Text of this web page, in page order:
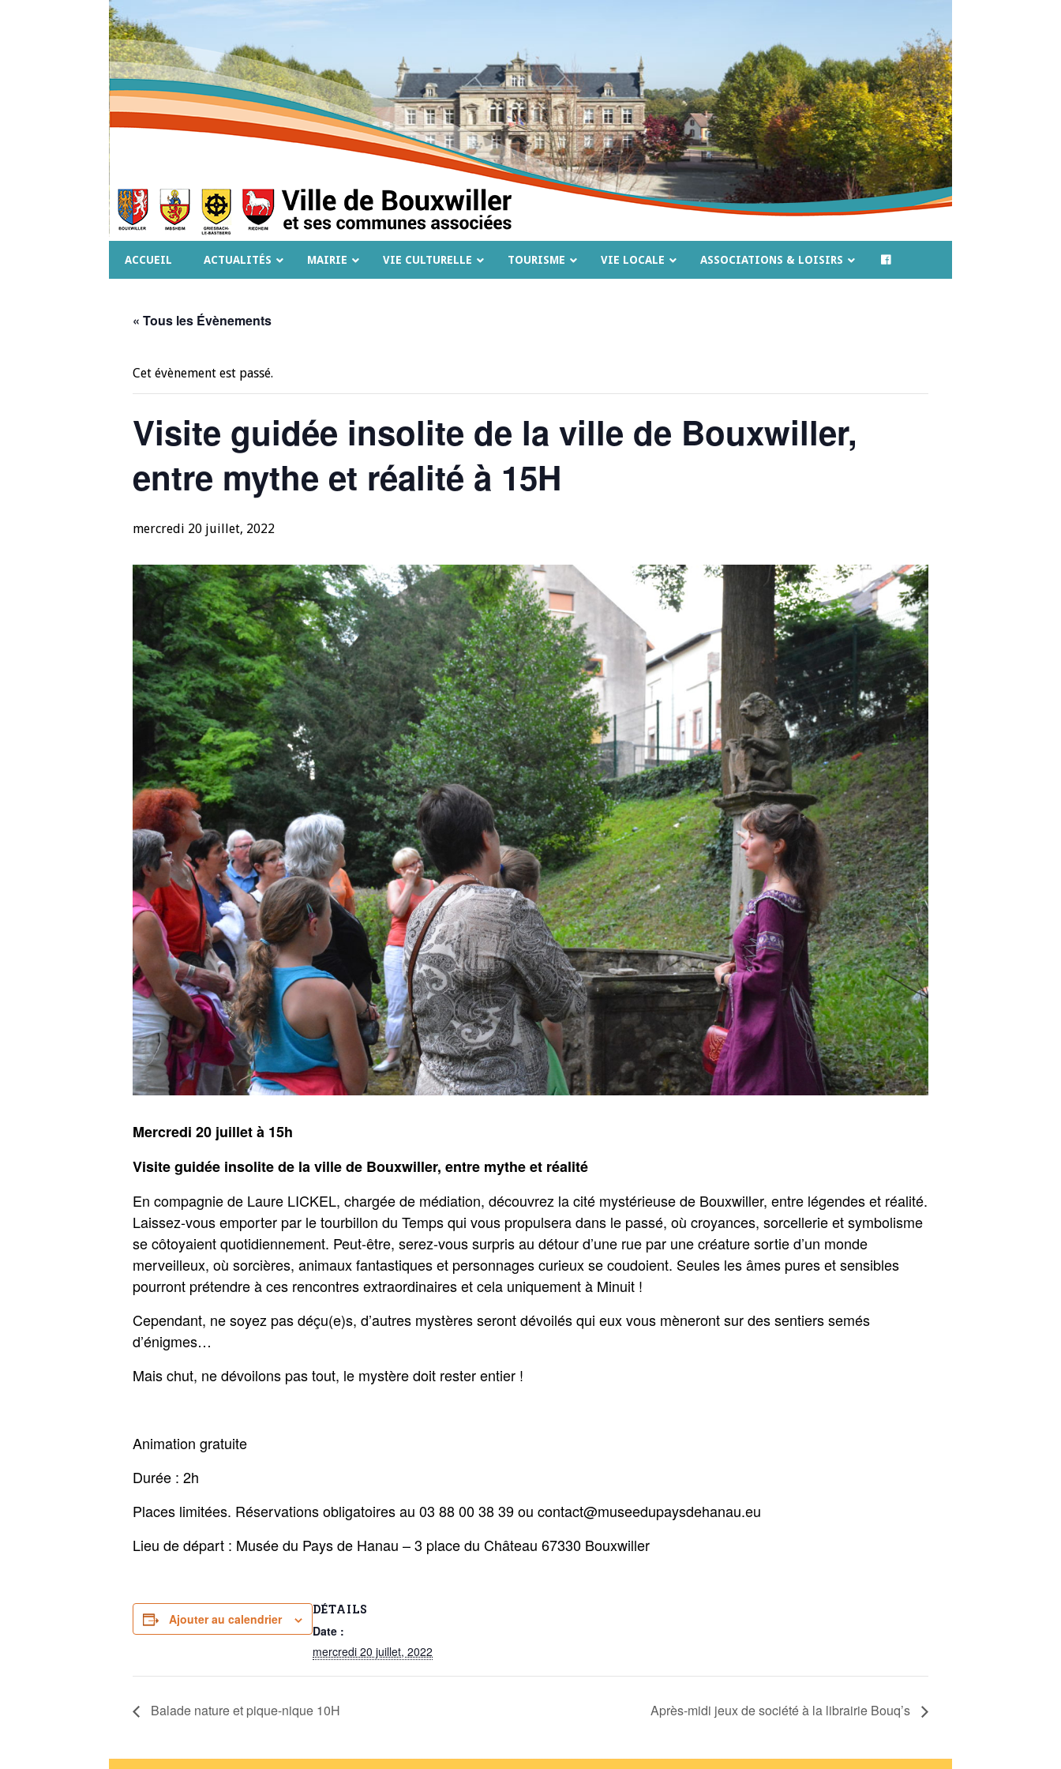
ACCUEIL ACTUALITÉS MAIRIE VIE CULTURELLE TOURISME VIE LOCALE ASSOCIATIONS & LOISIRS
« Tous les Évènements
Cet évènement est passé.
Visite guidée insolite de la ville de Bouxwiller,
entre mythe et réalité à 15H
mercredi 20 juillet, 2022
Mercredi 20 juillet à 15h
Visite guidée insolite de la ville de Bouxwiller, entre mythe et réalité
En compagnie de Laure LICKEL, chargée de médiation, découvrez la cité mystérieuse de Bouxwiller, entre légendes et réalité.
Laissez-vous emporter par le tourbillon du Temps qui vous propulsera dans le passé, où croyances, sorcellerie et symbolisme
se côtoyaient quotidiennement. Peut-être, serez-vous surpris au détour d’une rue par une créature sortie d’un monde
merveilleux, où sorcières, animaux fantastiques et personnages curieux se coudoient. Seules les âmes pures et sensibles
pourront prétendre à ces rencontres extraordinaires et cela uniquement à Minuit !
Cependant, ne soyez pas déçu(e)s, d’autres mystères seront dévoilés qui eux vous mèneront sur des sentiers semés
d’énigmes…
Mais chut, ne dévoilons pas tout, le mystère doit rester entier !
Animation gratuite
Durée : 2h
Places limitées. Réservations obligatoires au 03 88 00 38 39 ou contact@museedupaysdehanau.eu
Lieu de départ : Musée du Pays de Hanau – 3 place du Château 67330 Bouxwiller
Ajouter au calendrier
DÉTAILS
Date :
mercredi 20 juillet, 2022
Balade nature et pique-nique 10H Après-midi jeux de société à la librairie Bouq’s